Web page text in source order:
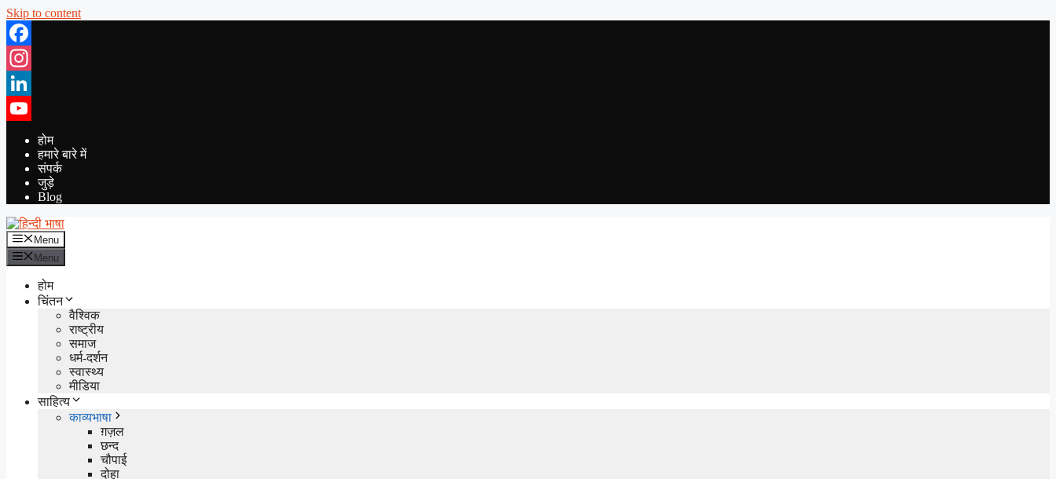
Skip to content
Facebook
Instagram
LinkedIn
YouTube
होम
हमारे बारे में
संपर्क
जुड़े
Blog
Menu
Menu
होम
चिंतन
वैश्विक
राष्ट्रीय
समाज
धर्म-दर्शन
स्वास्थ्य
मीडिया
साहित्य
काव्यभाषा
ग़ज़ल
छन्द
चौपाई
दोहा